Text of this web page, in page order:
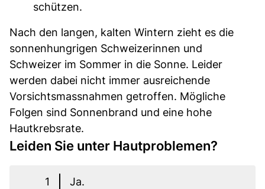
schützen.
Nach den langen, kalten Wintern zieht es die
sonnenhungrigen Schweizerinnen und
Schweizer im Sommer in die Sonne. Leider
werden dabei nicht immer ausreichende
Vorsichtsmassnahmen getroffen. Mögliche
Folgen sind Sonnenbrand und eine hohe
Hautkrebsrate.
Leiden Sie unter Hautproblemen?
1 Ja.